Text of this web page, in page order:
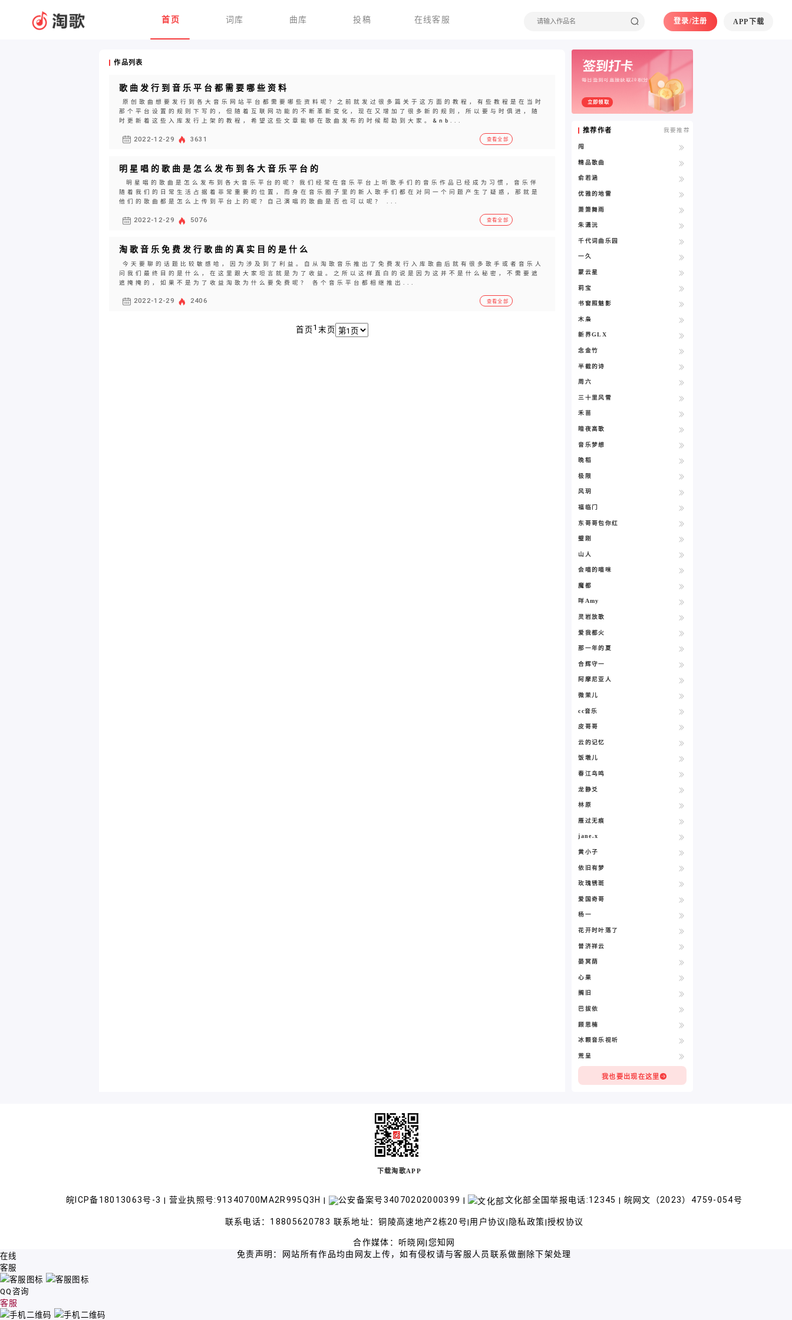
首页 词库 曲库 投稿 在线客服 登录/注册 APP下载
作品列表
歌曲发行到音乐平台都需要哪些资料
原创歌曲想要发行到各大音乐网站平台都需要哪些资料呢？之前就发过很多篇关于这方面的教程，有些教程是在当时
那个平台设置的规则下写的，但随着互联网功能的不断革新变化，现在又增加了很多新的规则，所以要与时俱进，随
时更新着这些入库发行上架的教程，希望这些文章能够在歌曲发布的时候帮助到大家。&nb...
2022-12-29 3631 查看全部
明星唱的歌曲是怎么发布到各大音乐平台的
明星唱的歌曲是怎么发布到各大音乐平台的呢？我们经常在音乐平台上听歌手们的音乐作品已经成为习惯，音乐伴
随着我们的日常生活占据着非常重要的位置，而身在音乐圈子里的新人歌手们都在对同一个问题产生了疑惑，那就是
他们的歌曲都是怎么上传到平台上的呢？自己演唱的歌曲是否也可以呢？ ...
2022-12-29 5076 查看全部
淘歌音乐免费发行歌曲的真实目的是什么
今天要聊的话题比较敏感哈，因为涉及到了利益。自从淘歌音乐推出了免费发行入库歌曲后就有很多歌手或者音乐人
问我们最终目的是什么，在这里跟大家坦言就是为了收益。之所以这样直白的说是因为这并不是什么秘密，不需要遮
遮掩掩的，如果不是为了收益淘歌为什么要免费呢？ 各个音乐平台都相继推出...
2022-12-29 2406 查看全部
首页 1末页
每日签到可直接获取20积分
立即领取
推荐作者 我要推荐
闯
精品歌曲
俞若涵
优雅的地雷
萧箫舞雨
朱潇沅
千代词曲乐园
一久
蒙云星
莉宝
书窗照魅影
木枭
新界GLX
念金竹
半截的诗
周六
三十里风雪
禾苗
暗夜高歌
音乐梦想
晚稻
极限
风玥
福临门
东哥哥包你红
璧刚
山人
会喵的喵咪
魔都
咩Amy
灵岩放歌
爱我都火
那一年的夏
合辉守一
阿摩尼亚人
微茉儿
cc音乐
皮哥哥
云的记忆
饭墩儿
春江鸟鸣
龙静爻
林原
雁过无痕
jane.x
黄小子
依旧有梦
玫瑰锈斑
爱国奇哥
杨一
花开时叶落了
普济祥云
晏冥荫
心果
搁旧
巴拔依
顾思楠
冰颗音乐视听
荒呈
我也要出现在这里
下载淘歌APP
皖ICP备18013063号-3 | 营业执照号:91340700MA2R995Q3H | 公安备案号34070202000399 | 文化部全国举报电话:12345 | 皖网文（2023）4759-054号
联系电话：18805620783 联系地址：铜陵高速地产2栋20号| 用户协议 | 隐私政策|授权协议
合作媒体： 听晓网| 您知网
免责声明：网站所有作品均由网友上传，如有侵权请与客服人员联系做删除下架处理
在线
客服
QQ咨询
客服